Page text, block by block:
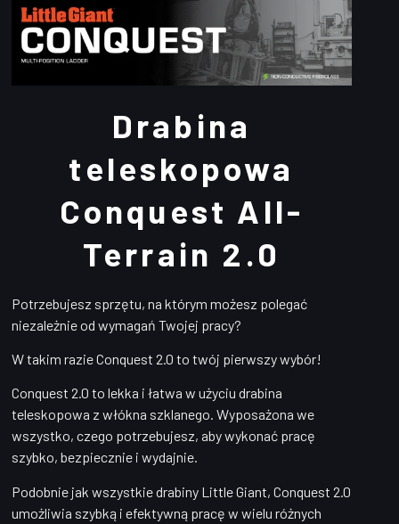
Drabina
teleskopowa
Conquest All-
Terrain 2.0
Potrzebujesz sprzętu, na którym możesz polegać
niezależnie od wymagań Twojej pracy?
W takim razie Conquest 2.0 to twój pierwszy wybór!
Conquest 2.0 to lekka i łatwa w użyciu drabina
teleskopowa z włókna szklanego. Wyposażona we
wszystko, czego potrzebujesz, aby wykonać pracę
szybko, bezpiecznie i wydajnie.
Podobnie jak wszystkie drabiny Little Giant, Conquest 2.0
umożliwia szybką i efektywną pracę w wielu różnych